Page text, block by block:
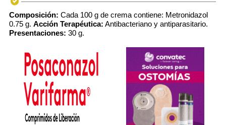
Composición: Cada 100 g de crema contiene: Metronidazol
0.75 g. Acción Terapéutica: Antibacteriano y antiparasitario.
Presentaciones: 30 g.